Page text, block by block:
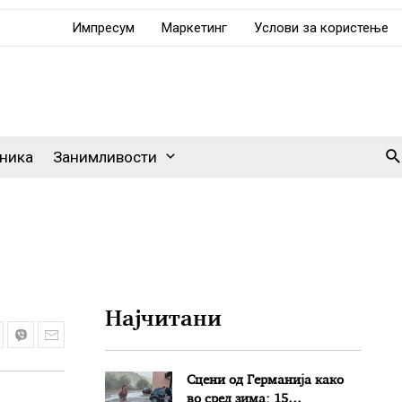
Импресум Маркетинг Услови за користење
Занимливости
Најчитани
Сцени од Германија како
во сред зима: 15